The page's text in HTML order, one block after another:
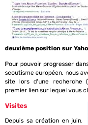
deuxième position sur
Pour pouvoir progresser
scoutisme européen, nous
site lors d'une recherche
premier lien sur lequel vous
Visites
Depuis sa création en juin,